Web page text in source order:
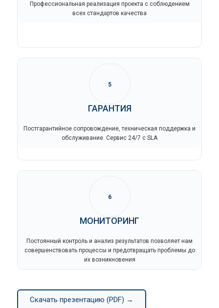
Профессиональная реализация проекта с соблюдением
всех стандартов качества
5
ГАРАНТИЯ
Постгарантийное сопровождение, техническая поддержка и
обслуживание. Сервис 24/7 с SLA
6
МОНИТОРИНГ
Постоянный контроль и анализ результатов позволяет нам
совершенствовать процессы и предотвращать проблемы до
их возникновения
Скачать презентацию (PDF) →